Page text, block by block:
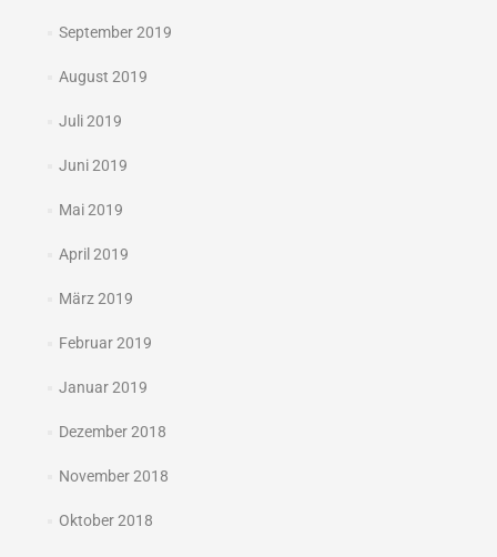
September 2019
August 2019
Juli 2019
Juni 2019
Mai 2019
April 2019
März 2019
Februar 2019
Januar 2019
Dezember 2018
November 2018
Oktober 2018